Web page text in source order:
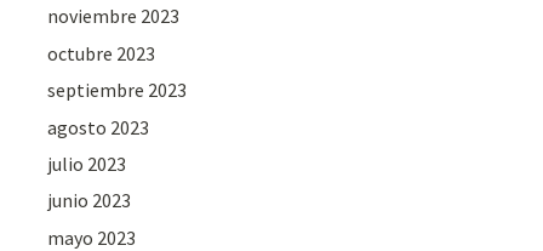
noviembre 2023
octubre 2023
septiembre 2023
agosto 2023
julio 2023
junio 2023
mayo 2023